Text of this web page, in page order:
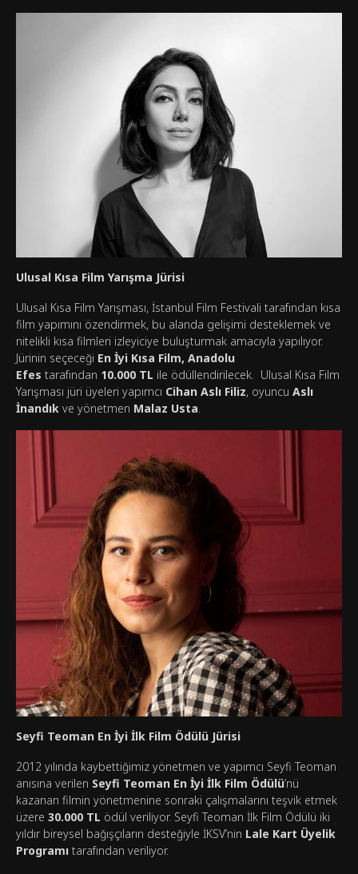
Ulusal Kısa Film Yarışma Jürisi
Ulusal Kısa Film Yarışması, İstanbul Film Festivali tarafından kısa
film yapımını özendirmek, bu alanda gelişimi desteklemek ve
nitelikli kısa filmleri izleyiciye buluşturmak amacıyla yapılıyor.
Jürinin seçeceği En İyi Kısa Film, Anadolu
Efes tarafından 10.000 TL ile ödüllendirilecek. Ulusal Kısa Film
Yarışması jüri üyeleri yapımcı Cihan Aslı Filiz, oyuncu Aslı
İnandık ve yönetmen Malaz Usta.
Seyfi Teoman En İyi İlk Film Ödülü Jürisi
2012 yılında kaybettiğimiz yönetmen ve yapımcı Seyfi Teoman
anısına verilen Seyfi Teoman En İyi İlk Film Ödülü’nü
kazanan filmin yönetmenine sonraki çalışmalarını teşvik etmek
üzere 30.000 TL ödül veriliyor. Seyfi Teoman İlk Film Ödülü iki
yıldır bireysel bağışçıların desteğiyle İKSV’nin Lale Kart Üyelik
Programı tarafından veriliyor.